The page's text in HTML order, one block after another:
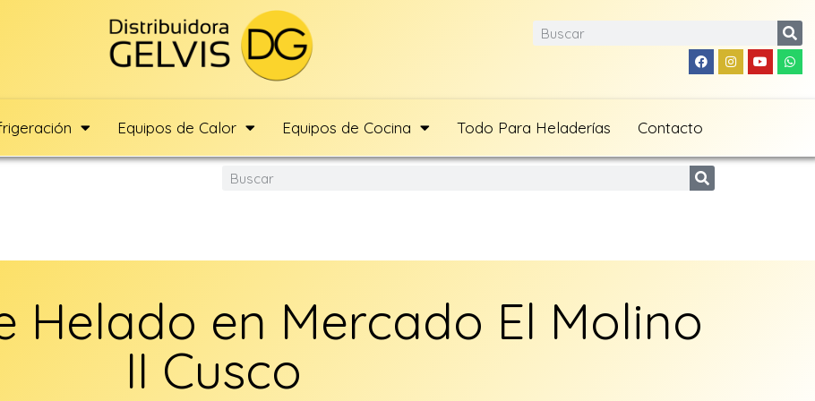
Equipos de Calor Equipos de Cocina Todo Para Heladerías Contacto
Helado en Mercado El Molino
II Cusco